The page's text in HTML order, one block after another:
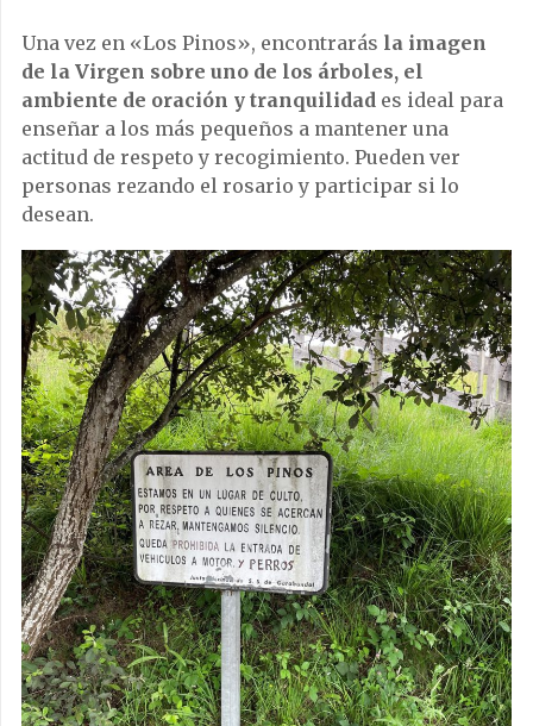
Una vez en «Los Pinos», encontrarás la imagen
de la Virgen sobre uno de los árboles, el
ambiente de oración y tranquilidad es ideal para
enseñar a los más pequeños a mantener una
actitud de respeto y recogimiento. Pueden ver
personas rezando el rosario y participar si lo
desean.